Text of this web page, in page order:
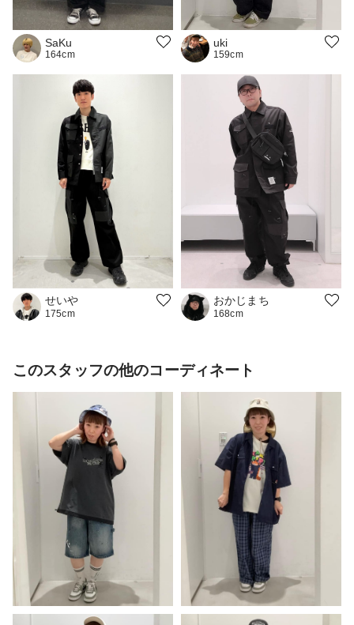
SaKu
164cm
uki
159cm
せいや
175cm
おかじまち
168cm
このスタッフの他のコーディネート